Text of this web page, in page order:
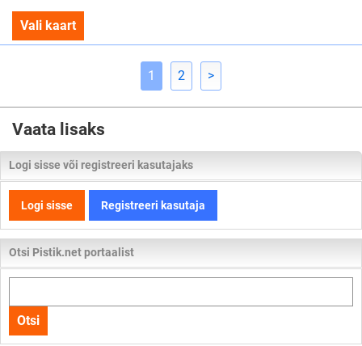
Vali kaart
1 2 >
Vaata lisaks
Logi sisse või registreeri kasutajaks
Logi sisse Registreeri kasutaja
Otsi Pistik.net portaalist
kogu
lehelt
Otsi